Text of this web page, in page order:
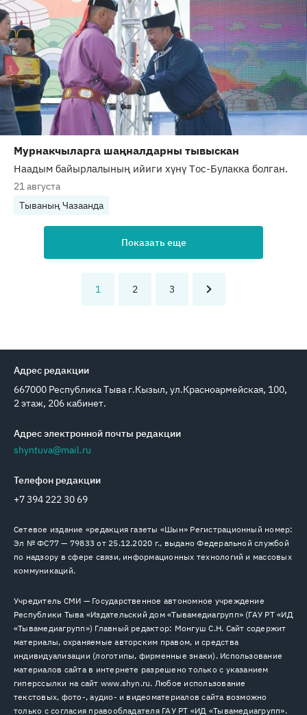
Мурнакчыларга шаңналдарны тывыскан
Наадым байырлалының ийиги хүнү Тос-Булакка болган.
21 августа
Тываның Чазаанда
Показать еще
1 2 3
Адрес редакции
667000 Республика Тыва г.Кызыл, ул.Красноармейская, 100,
2 этаж, 206 кабинет.
Адрес электронной почты редакции
shyntuva@mail.ru
Телефон редакции
+7 394 222 30 69
Сетевое издание «редакция газеты «Шын» Регистрационный номер:
Эл № ФС77 — 79833 от 25.12.2020 г., выдано Федеральной службой
по надзору в сфере связи, информационных технологий и массовых
коммуникаций.
Учредитель СМИ — Государственное автономное учреждение
Республики Тыва «Издательский дом «Тывамедиагрупп» (ГАУ РТ «ИД
«Тывамедиагрупп») Главный редактор: Монгуш С.Н. Сайт содержит
материалы, охраняемые авторским правом, и средства
индивидуализации (логотипы, фирменные знаки). Использование
материалов сайта в интернете разрешено только с указанием
гиперссылки на сайт www.shyn.ru. Любое использование
текстовых, фото-, аудио- и видеоматериалов сайта возможно
только с согласия правообладателя ГАУ РТ «ИД «Тывамедиагрупп».